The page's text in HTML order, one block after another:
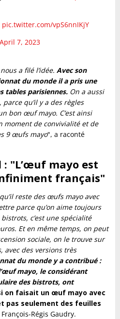
pic.twitter.com/vpS6nnIKjY
April 7, 2023
a filé l’idée. Avec son
du monde il a pris une
tables parisiennes. On a aussi
qu’il y a des règles
bon œuf mayo. C’est ainsi
moment de convivialité et de
9 œufs mayo", a raconté
: "L’œuf mayo est
français"
reste des œufs mayo avec
parce qu’on aime toujours
c’est une spécialité
Et en même temps, on peut
sociale, on le trouve sur
avec des versions très
du monde y a contribué :
mayo, le considérant
des bistrots, ont
on faisait un œuf mayo avec
pas seulement des feuilles
Régis Gaudry.